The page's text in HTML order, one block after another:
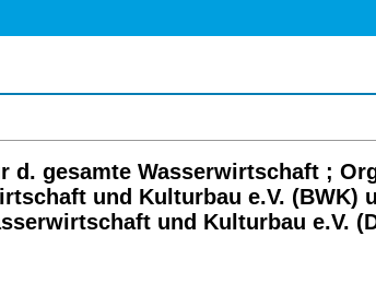
d. gesamte Wasserwirtschaft ;
und Kulturbau e.V. (BWK)
und Kulturbau e.V.